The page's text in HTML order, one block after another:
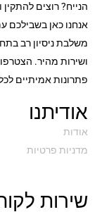
הנייח? רוצים
אנחנו כאן בשבילכם
משלבת ניסיון רב
ושירות מהיר.
פתרונות אמיתיים
אודיתנו
אודות
מדניות פרטיות
שירות